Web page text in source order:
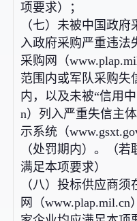
项要求）；
（七）未被中国政府
入政府采购严重违法
采购网（
范围内或军队采购失
内，以及未被“信用
n）列入严重失信主
示系统（
（处罚期内）。（
满足本项要求）
（八）投标供应商
网（